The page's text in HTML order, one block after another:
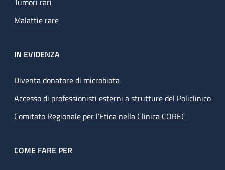
Malattie rare
IN EVIDENZA
Diventa donatore di microbiota
Accesso di professionisti esterni a strutture del Policlinico
Comitato Regionale per l’Etica nella Clinica COREC
COME FARE PER